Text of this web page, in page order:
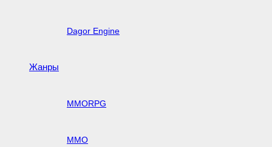
Dagor Engine
Жанры
MMORPG
MMO